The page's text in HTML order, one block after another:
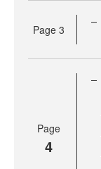
Page 3
Page
4